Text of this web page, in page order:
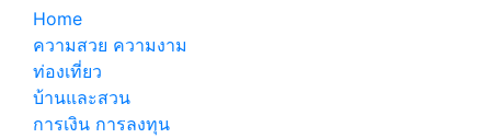
Home
ความสวย ความงาม
ท่องเที่ยว
บ้านและสวน
การเงิน การลงทุน